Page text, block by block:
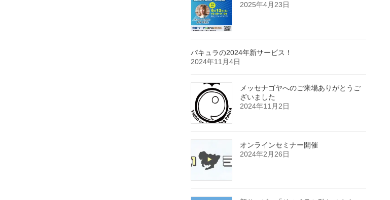
2025年4月23日
パキュラの2024年新サービス！
2024年11月4日
メッセナゴヤへのご来場ありがとうご
ざいました
2024年11月2日
オンラインセミナー開催
2024年2月26日